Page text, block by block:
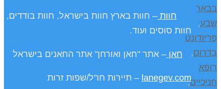
בבאר
שבע,
פריודונט
בדרום,
רופא
חניכיים,
חוות – חוות בארץ חוות בישראל, חוות בודדים,
חוות סוסים ועוד.
חאן – אתר "חאן ואורחן" אתר החאנים בישראל
lanegev.com – תיירות חו"ל/שפות זרות